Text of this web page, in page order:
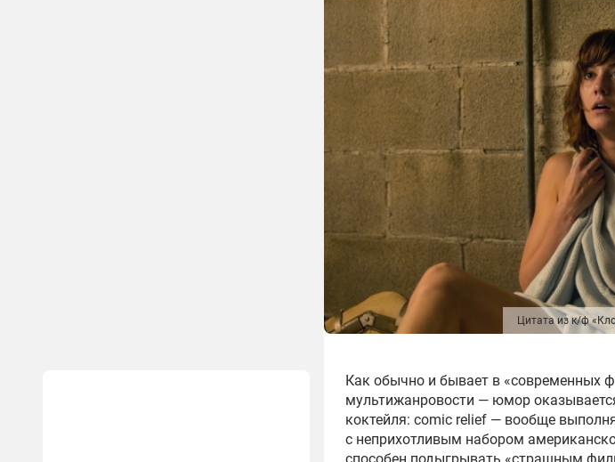
Цитата из к/ф
Как обычно и бывает в «современных
мультижанровости — юмор
коктейля: comic relief — вообще
с неприхотливым набором